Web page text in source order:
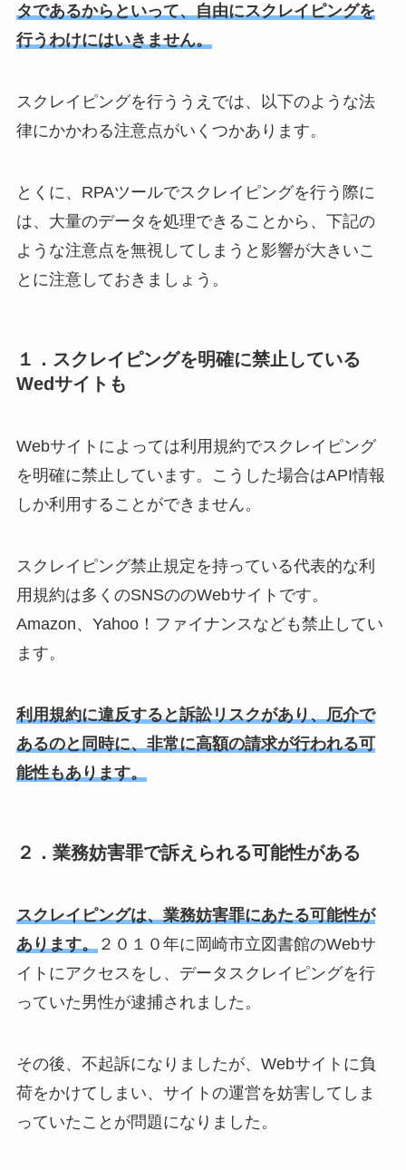
タであるからといって、自由にスクレイピングを
行うわけにはいきません。
スクレイピングを行ううえでは、以下のような法
律にかかわる注意点がいくつかあります。
とくに、RPAツールでスクレイピングを行う際に
は、大量のデータを処理できることから、下記の
ような注意点を無視してしまうと影響が大きいこ
とに注意しておきましょう。
１．スクレイピングを明確に禁止している
Wedサイトも
Webサイトによっては利用規約でスクレイピング
を明確に禁止しています。こうした場合はAPI情報
しか利用することができません。
スクレイピング禁止規定を持っている代表的な利
用規約は多くのSNSののWebサイトです。
Amazon、Yahoo！ファイナンスなども禁止してい
ます。
利用規約に違反すると訴訟リスクがあり、厄介で
あるのと同時に、非常に高額の請求が行われる可
能性もあります。
２．業務妨害罪で訴えられる可能性がある
スクレイピングは、業務妨害罪にあたる可能性が
あります。２０１０年に岡崎市立図書館のWebサ
イトにアクセスをし、データスクレイピングを行
っていた男性が逮捕されました。
その後、不起訴になりましたが、Webサイトに負
荷をかけてしまい、サイトの運営を妨害してしま
っていたことが問題になりました。